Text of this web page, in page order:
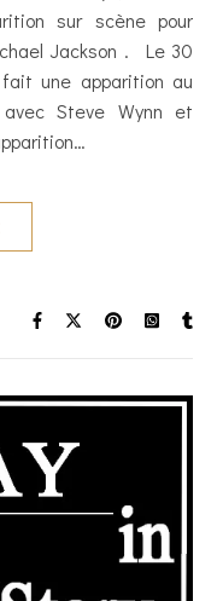
sur scène pour
Jackson . Le 30
une apparition au
Steve Wynn et